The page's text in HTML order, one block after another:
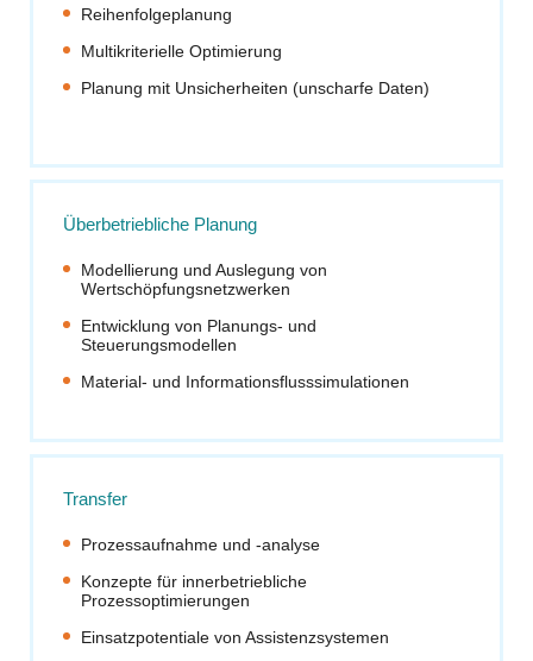
Reihenfolgeplanung
Multikriterielle Optimierung
Planung mit Unsicherheiten (unscharfe Daten)
Überbetriebliche Planung
Modellierung und Auslegung von
Wertschöpfungsnetzwerken
Entwicklung von Planungs- und
Steuerungsmodellen
Material- und Informationsflusssimulationen
Transfer
Prozessaufnahme und -analyse
Konzepte für innerbetriebliche
Prozessoptimierungen
Einsatzpotentiale von Assistenzsystemen